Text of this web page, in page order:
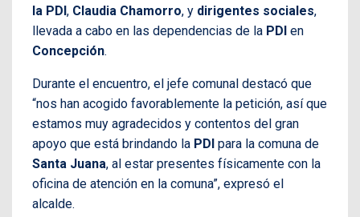
la PDI , Claudia Chamorro, y dirigentes sociales,
llevada a cabo en las dependencias de la PDI en
Concepción.
Durante el encuentro, el jefe comunal destacó que
“nos han acogido favorablemente la petición, así que
estamos muy agradecidos y contentos del gran
apoyo que está brindando la PDI para la comuna de
Santa Juana, al estar presentes físicamente con la
oficina de atención en la comuna”, expresó el
alcalde.